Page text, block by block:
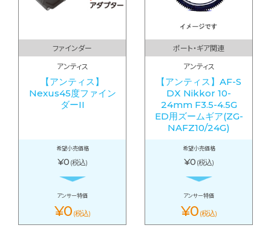
ファインダー
アンティス
【アンティス】
Nexus45度ファイン
ダーII
希望小売価格
¥0 (税込)
アンサー特価
¥0 (税込)
ポート・ギア関連
アンティス
【アンティス】AF-S
DX Nikkor 10-
24mm F3.5-4.5G
ED用ズームギア(ZG-
NAFZ10/24G)
希望小売価格
¥0 (税込)
アンサー特価
¥0 (税込)